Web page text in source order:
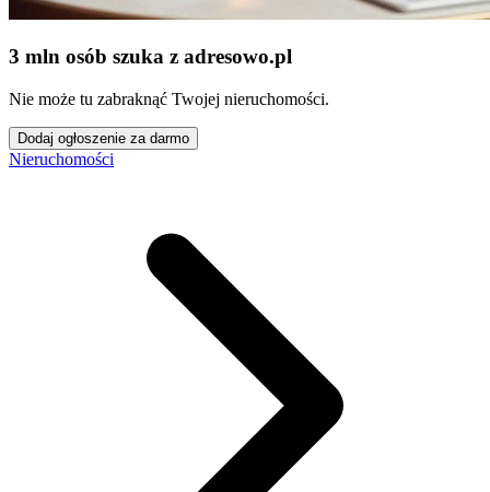
3 mln osób szuka z adresowo.pl
Nie może tu zabraknąć Twojej nieruchomości.
Dodaj ogłoszenie za darmo
Nieruchomości